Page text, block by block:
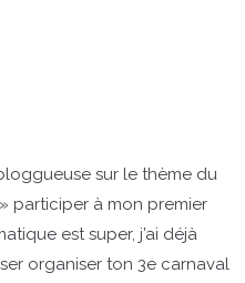
sur le thème du
participer à mon premier
est super, j’ai déjà
organiser ton 3e carnaval